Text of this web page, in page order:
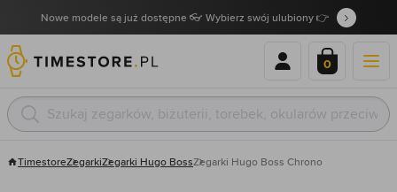
Nowe modele są już dostępne 👓 Wybierz swój ulubiony 👉
0
TimestoreZegarkiZegarki Hugo BossZegarki Hugo Boss Chrono